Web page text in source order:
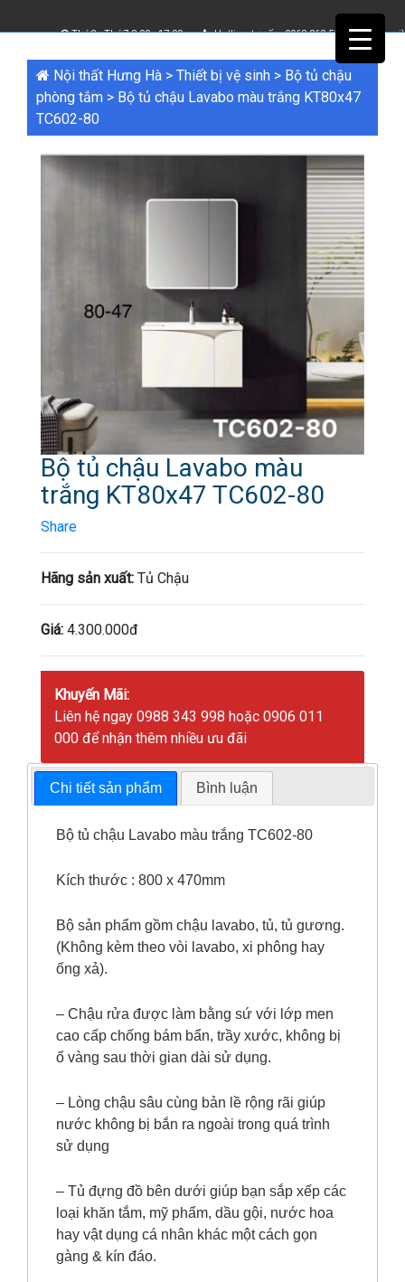
Thứ2 - Thứ7 8.00 - 17.00 Hotline tư vấn:0968 362 555 (Bấm để gọi)
Nội thất Hưng Hà > Thiết bị vệ sinh > Bộ tủ chậu
phòng tắm > Bộ tủ chậu Lavabo màu trắng KT80x47
TC602-80
Bộ tủ chậu Lavabo màu
trắng KT80x47 TC602-80
Share
Hãng sản xuất: Tủ Chậu
Giá: 4.300.000đ
Khuyến Mãi:
Liên hệ ngay 0988 343 998 hoặc 0906 011
000 để nhận thêm nhiều ưu đãi
Chi tiết sản phẩm Bình luận
Bộ tủ chậu Lavabo màu trắng TC602-80
Kích thước : 800 x 470mm
Bộ sản phẩm gồm chậu lavabo, tủ, tủ gương.
(Không kèm theo vòi lavabo, xi phông hay
ống xả).
– Chậu rửa được làm bằng sứ với lớp men
cao cấp chống bám bẩn, trầy xước, không bị
ố vàng sau thời gian dài sử dụng.
– Lòng chậu sâu cùng bản lề rộng rãi giúp
nước không bị bắn ra ngoài trong quá trình
sử dụng
– Tủ đựng đồ bên dưới giúp bạn sắp xếp các
loại khăn tắm, mỹ phẩm, dầu gội, nước hoa
hay vật dụng cá nhân khác một cách gọn
gàng & kín đáo.